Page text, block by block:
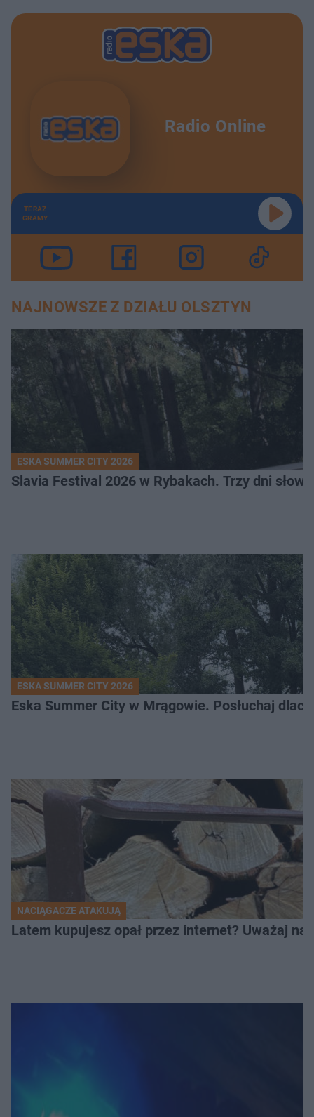
Radio Online
TERAZ
GRAMY
NAJNOWSZE Z DZIAŁU OLSZTYN
ESKA SUMMER CITY 2026
Slavia Festival 2026 w Rybakach. Trzy dni
ESKA SUMMER CITY 2026
Eska Summer City w Mrągowie. Posłuchaj
NACIĄGACZE ATAKUJĄ
Latem kupujesz opał przez internet? Uważaj na